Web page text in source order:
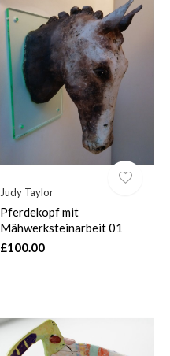
Judy Taylor
Pferdekopf mit
Mähwerksteinarbeit 01
£100.00